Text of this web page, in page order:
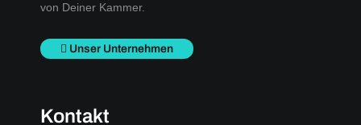
von Deiner Kammer.
Unser Unternehmen
Kontakt